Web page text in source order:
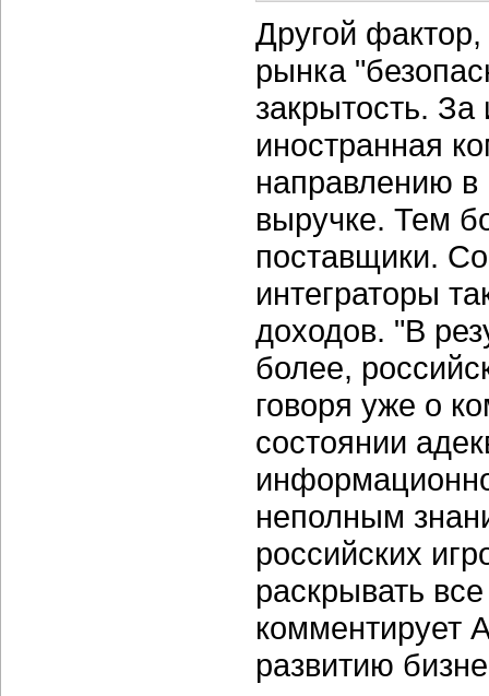
Другой фактор,
рынка
закрытость.
иностранная
направлению
выручке. Тем
поставщики.
интеграторы
доходов. "В
более,
говоря уже о
состоянии
неполным
российских
раскрывать
комментирует
развитию